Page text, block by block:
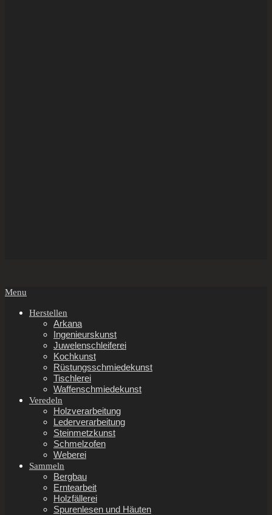
Secondary
Menu
Menu
Herstellen
Arkana
Ingenieurskunst
Juwelenschleiferei
Kochkunst
Rüstungsschmiedekunst
Tischlerei
Waffenschmiedekunst
Veredeln
Holzverarbeitung
Lederverarbeitung
Steinmetzkunst
Schmelzofen
Weberei
Sammeln
Bergbau
Erntearbeit
Holzfällerei
Spurenlesen und Häuten